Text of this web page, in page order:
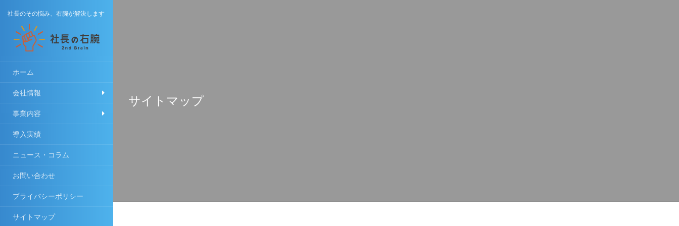
社長のその悩み、右腕が解決します
ホーム
会社情報
事業内容
導入実績
ニュース・コラム
お問い合わせ
プライバシーポリシー
サイトマップ
サイトマップ